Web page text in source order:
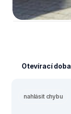
Otevírací doba
nahlásit chybu